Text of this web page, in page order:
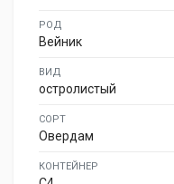
РОД
Вейник
ВИД
остролистый
СОРТ
Овердам
КОНТЕЙНЕР